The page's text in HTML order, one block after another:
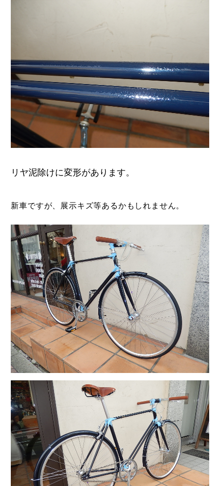
リヤ泥除けに変形があります。
新車ですが、展示キズ等あるかもしれません。